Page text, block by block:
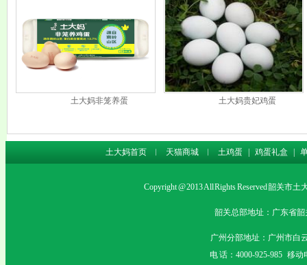
土大妈非笼养蛋 土大妈贵妃鸡蛋
土大妈首页 ︱ 天猫商城 ︱ 土鸡蛋 鸡蛋礼盒
Copyright @ 2013 All Rights Reserved 韶关市
韶关总部地址：广东省韶
广州分部地址：广州市白
电 话：4000-925-985 移动